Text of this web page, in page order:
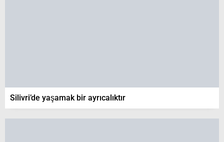
Silivri’de yaşamak bir ayrıcalıktır